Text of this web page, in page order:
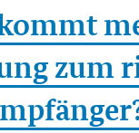
zum